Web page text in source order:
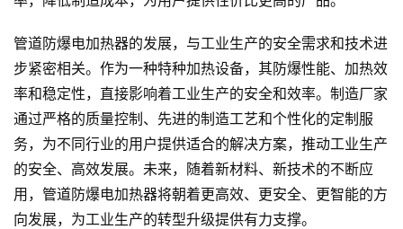
管道防爆电加热器的发展，与工业生产的安全需求和技术进
步紧密相关。作为一种特种加热设备，其防爆性能、加热效
率和稳定性，直接影响着工业生产的安全和效率。制造厂家
通过严格的质量控制、先进的制造工艺和个性化的定制服
务，为不同行业的用户提供适合的解决方案，推动工业生产
的安全、高效发展。未来，随着新材料、新技术的不断应
用，管道防爆电加热器将朝着更高效、更安全、更智能的方
向发展，为工业生产的转型升级提供有力支撑。